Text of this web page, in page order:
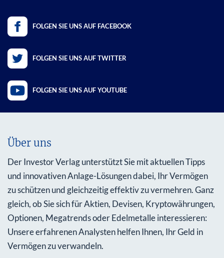
FOLGEN SIE UNS AUF FACEBOOK
FOLGEN SIE UNS AUF TWITTER
FOLGEN SIE UNS AUF YOUTUBE
Über uns
Der Investor Verlag unterstützt Sie mit aktuellen Tipps
und innovativen Anlage-Lösungen dabei, Ihr Vermögen
zu schützen und gleichzeitig effektiv zu vermehren. Ganz
gleich, ob Sie sich für Aktien, Devisen, Kryptowährungen,
Optionen, Megatrends oder Edelmetalle interessieren:
Unsere erfahrenen Analysten helfen Ihnen, Ihr Geld in
Vermögen zu verwandeln.